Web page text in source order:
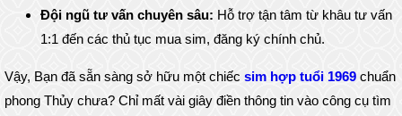
Đội ngũ tư vấn chuyên sâu: Hỗ trợ tận tâm từ khâu tư vấn
1:1 đến các thủ tục mua sim, đăng ký chính chủ.
Vậy, Bạn đã sẵn sàng sở hữu một chiếc sim hợp tuổi 1969 chuẩn
phong Thủy chưa? Chỉ mất vài giây điền thông tin vào công cụ tìm